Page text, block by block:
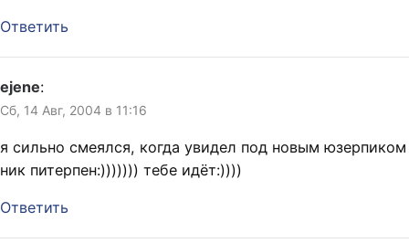
Ответить
ejene:
Сб, 14 Авг, 2004 в 11:16
я сильно смеялся, когда увидел под новым юзерпиком
ник питерпен:))))))) тебе идёт:))))
Ответить